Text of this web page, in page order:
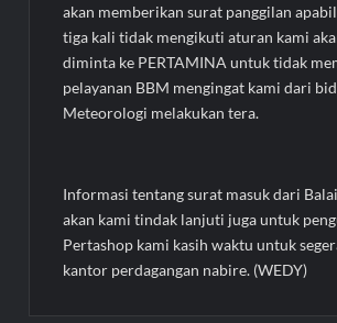
akan memberikan surat panggilan
tiga kali tidak mengikuti aturan kami
diminta ke PERTAMINA untuk tidak
pelayanan BBM mengingat kami dari
Meteorologi melakukan tera.
Informasi tentang surat masuk dari
akan kami tindak lanjuti juga untuk
Pertashop kami kasih waktu untuk
kantor perdagangan nabire. (WEDY)